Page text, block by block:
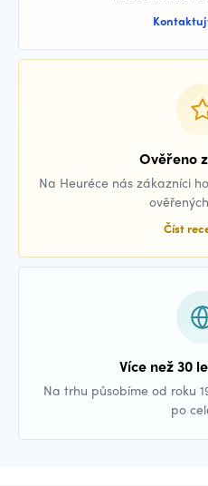
Ověřeno
Na Heuréce nás zákazníci
Číst
Více než 30
Na trhu působíme od roku
po